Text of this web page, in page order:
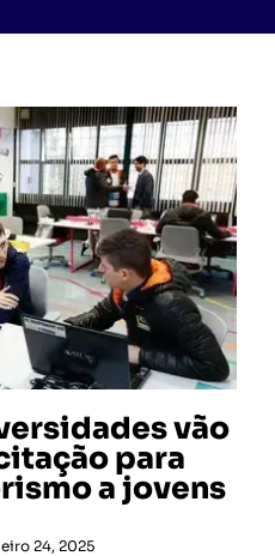
vão
para
a jovens
24, 2025